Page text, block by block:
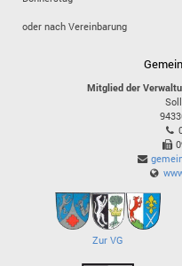
oder nach Vereinbarung
Mitglied der
Zur VG